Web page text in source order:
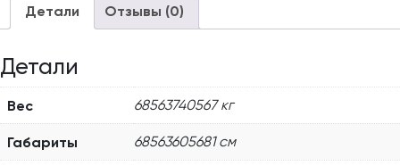
Детали Отзывы (0)
Детали
Вес 68563740567 кг
Габариты 68563605681 см